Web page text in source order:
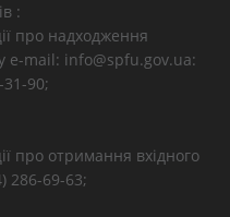
:
про надходження
e-mail: info@spfu.gov.ua:
31-90;
про отримання вхідного
286-69-63;